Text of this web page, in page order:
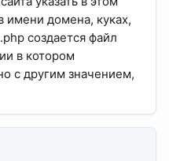
домена, куках,
создается файл
в котором
с другим значением,